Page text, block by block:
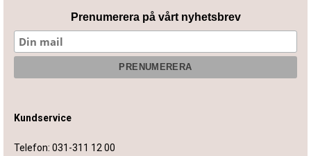
Prenumerera på vårt nyhetsbrev
Kundservice
Telefon: 031-311 12 00